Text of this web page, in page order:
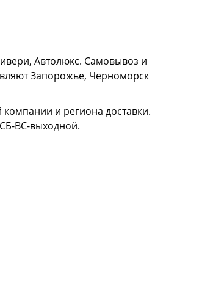
Автолюкс. Самовывоз и
Запорожье, Черноморск
компании и региона доставки.
ВС-выходной.